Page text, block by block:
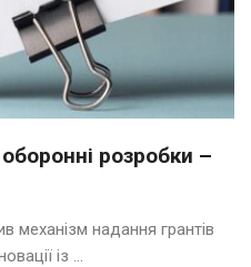
розробки –
механізм надання грантів
із ...